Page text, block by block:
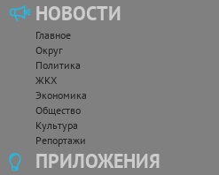
НОВОСТИ
Главное
Округ
Политика
ЖКХ
Экономика
Общество
Культура
Репортажи
ПРИЛОЖЕНИЯ